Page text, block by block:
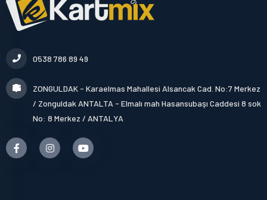
0538 786 89 49
ZONGULDAK - Karaelmas Mahallesi Alsancak Cad. No:7 Merkez
/ Zonguldak ANTALTA - Elmalı mah Hasansubaşı Caddesi 8 sok
No: 8 Merkez / ANTALYA